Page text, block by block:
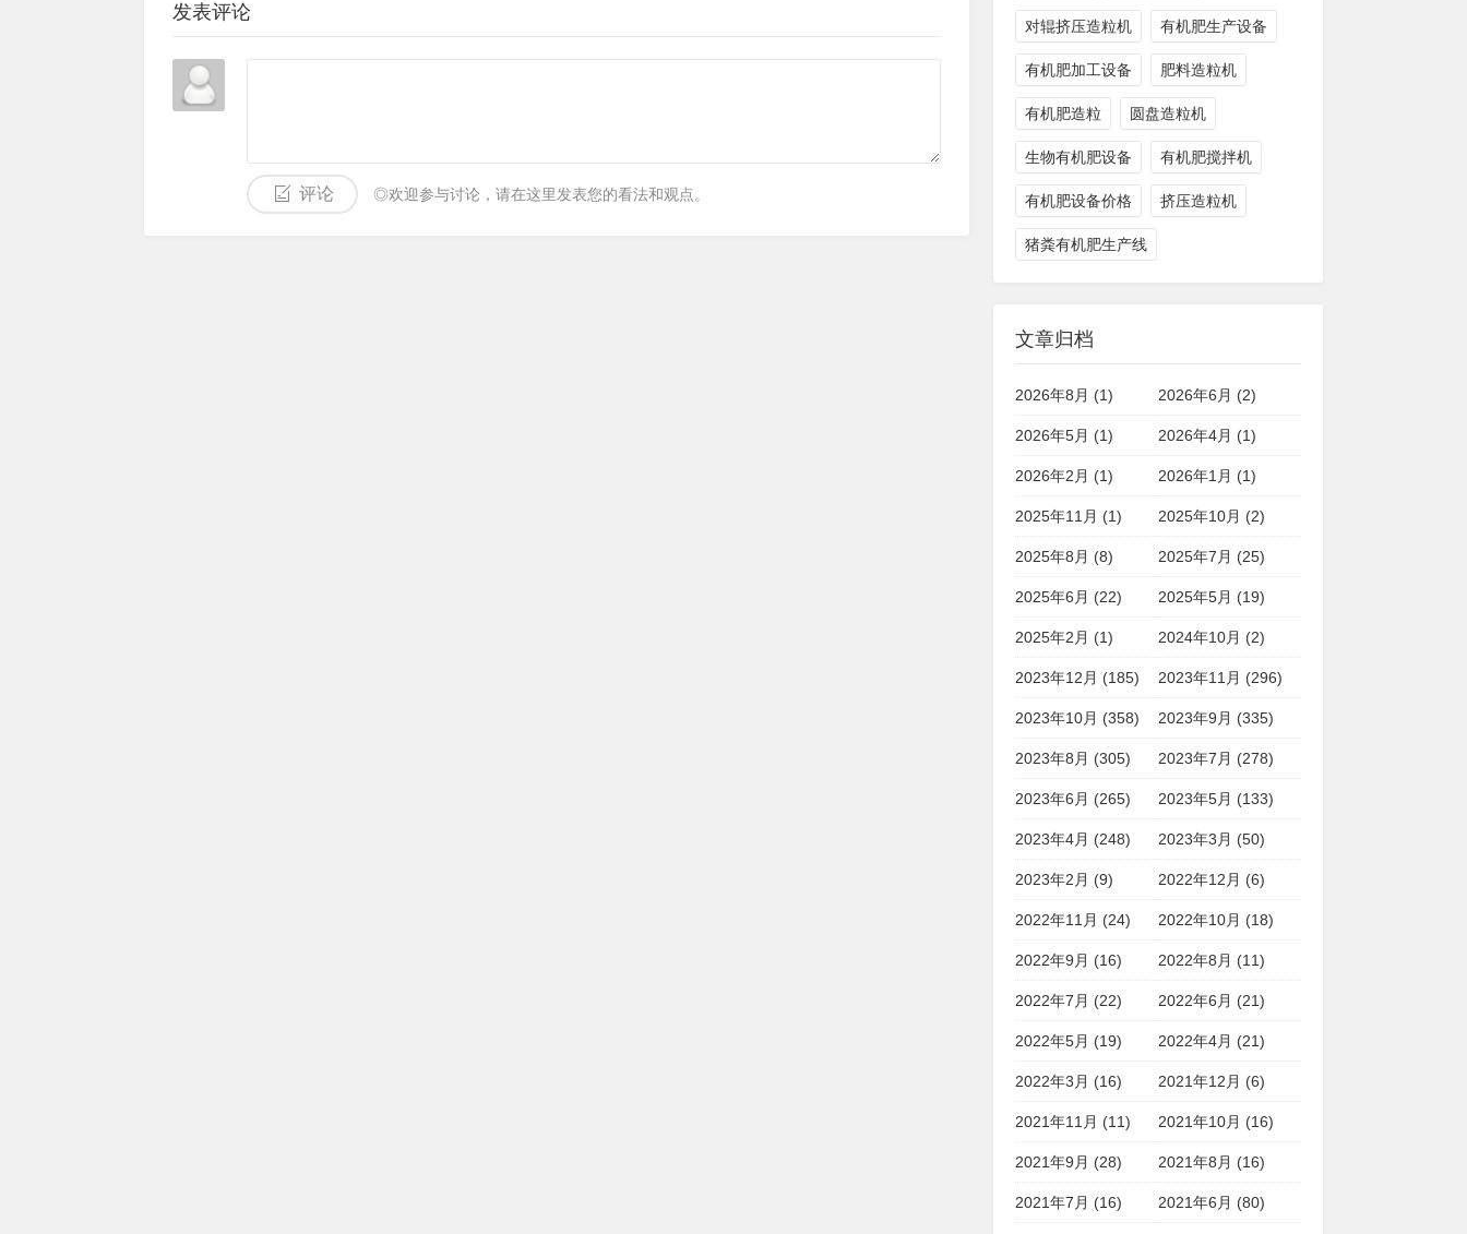
发表评论
评论 ◎欢迎参与讨论，请在这里发表您的看法和观点。
对辊挤压造粒机 有机肥生产设备
有机肥加工设备 肥料造粒机
有机肥造粒 圆盘造粒机
生物有机肥设备 有机肥搅拌机
有机肥设备价格 挤压造粒机
猪粪有机肥生产线
文章归档
2026年8月 (1) 2026年6月 (2)
2026年5月 (1) 2026年4月 (1)
2026年2月 (1) 2026年1月 (1)
2025年11月 (1) 2025年10月 (2)
2025年8月 (8) 2025年7月 (25)
2025年6月 (22) 2025年5月 (19)
2025年2月 (1) 2024年10月 (2)
2023年12月 (185) 2023年11月 (296)
2023年10月 (358) 2023年9月 (335)
2023年8月 (305) 2023年7月 (278)
2023年6月 (265) 2023年5月 (133)
2023年4月 (248) 2023年3月 (50)
2023年2月 (9) 2022年12月 (6)
2022年11月 (24) 2022年10月 (18)
2022年9月 (16) 2022年8月 (11)
2022年7月 (22) 2022年6月 (21)
2022年5月 (19) 2022年4月 (21)
2022年3月 (16) 2021年12月 (6)
2021年11月 (11) 2021年10月 (16)
2021年9月 (28) 2021年8月 (16)
2021年7月 (16) 2021年6月 (80)